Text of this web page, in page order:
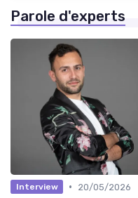
Parole d'experts
Interview •
20/05/2026